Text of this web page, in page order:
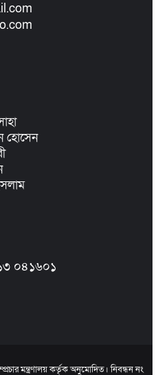
হোসেন
০৪১৬০১
মন্ত্রণালয় কর্তৃক অনুমোদিত। নিবন্ধন নং